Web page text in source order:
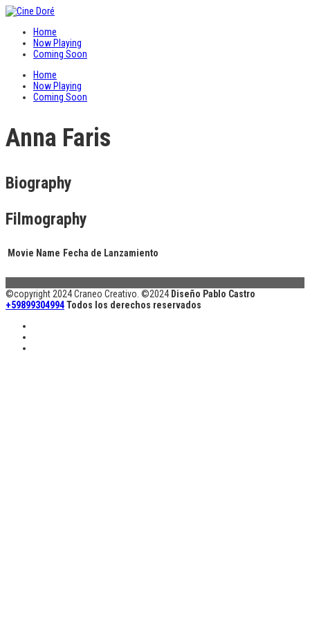
Home
Now Playing
Coming Soon
Home
Now Playing
Coming Soon
Anna Faris
Biography
Filmography
Movie Name Fecha de Lanzamiento
©copyright 2024 Craneo Creativo. ©2024 Diseño Pablo Castro
+59899304994Todos los derechos reservados